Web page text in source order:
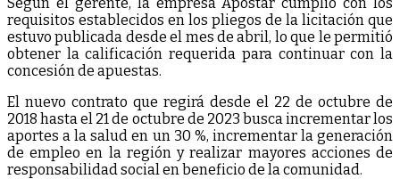
requisitos establecidos en los pliegos de la licitación que
estuvo publicada desde el mes de abril, lo que le permitió
obtener la calificación requerida para continuar con la
concesión de apuestas.
El nuevo contrato que regirá desde el 22 de octubre de
2018 hasta el 21 de octubre de 2023 busca incrementar los
aportes a la salud en un 30 %, incrementar la generación
de empleo en la región y realizar mayores acciones de
responsabilidad social en beneficio de la comunidad.